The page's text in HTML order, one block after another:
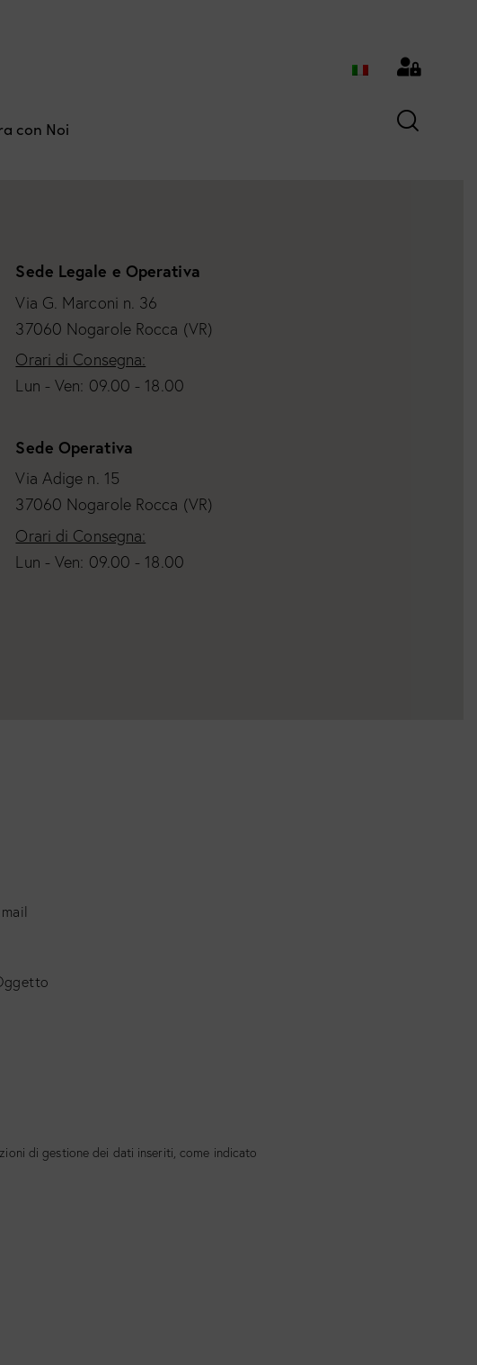
con Noi
Sede Legale e Operativa
Via G. Marconi n. 36
37060 Nogarole Rocca (VR)
Orari di Consegna:
Lun - Ven: 09.00 - 18.00
Sede Operativa
Via Adige n. 15
37060 Nogarole Rocca (VR)
Orari di Consegna:
Lun - Ven: 09.00 - 18.00
di gestione dei dati inseriti, come indicato